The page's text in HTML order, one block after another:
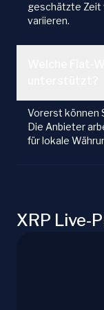
geschätzte Zeit
variieren.
Vorerst können
Die Anbieter
für lokale
XRP Live-